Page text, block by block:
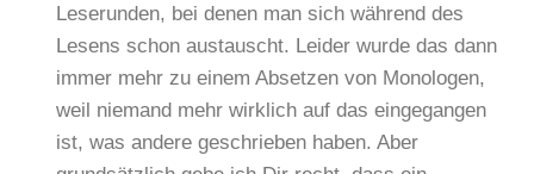
Leserunden, bei denen man sich während des
Lesens schon austauscht. Leider wurde das dann
immer mehr zu einem Absetzen von Monologen,
weil niemand mehr wirklich auf das eingegangen
ist, was andere geschrieben haben. Aber